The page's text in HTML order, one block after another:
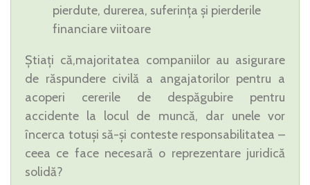
pierdute, durerea, suferința și pierderile
financiare viitoare
Știați că,majoritatea companiilor au asigurare
de răspundere civilă a angajatorilor pentru a
acoperi cererile de despăgubire pentru
accidente la locul de muncă, dar unele vor
încerca totuși să-și conteste responsabilitatea –
ceea ce face necesară o reprezentare juridică
solidă?